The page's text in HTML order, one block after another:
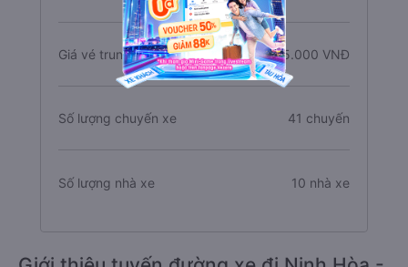
Giá vé trung bình 475.000 VNĐ
Số lượng chuyến xe 41 chuyến
Số lượng nhà xe 10 nhà xe